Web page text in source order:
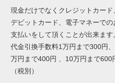
現金だけでなくクレジットカード
デビットカード、電子マネーでの
支払いをして頂くことが出来ます
代金引換手数料1万円まで300円
万円まで400円 、10万円まで600
（税別）